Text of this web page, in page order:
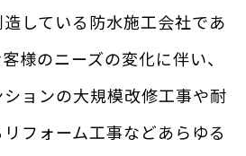
している防水施工会社であ
様のニーズの変化に伴い、
ョンの大規模改修工事や耐
フォーム工事などあらゆる